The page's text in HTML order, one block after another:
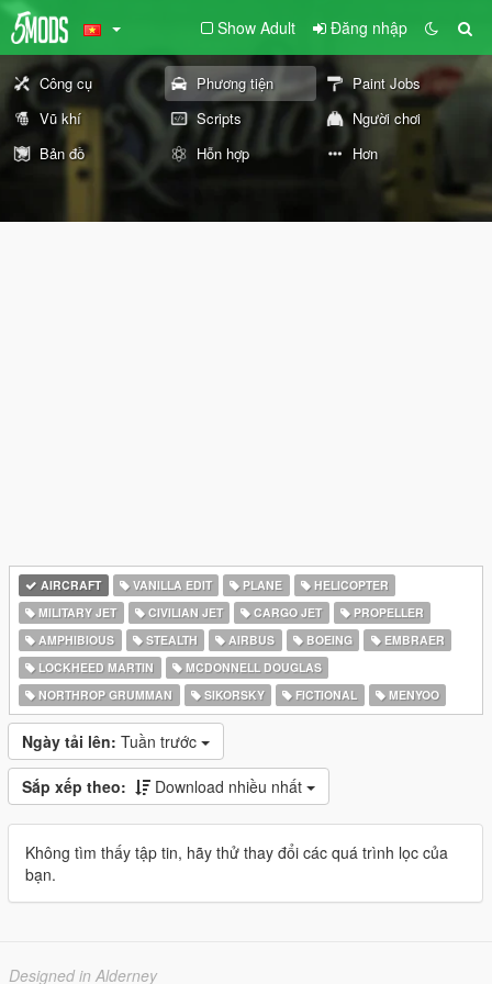
Show Adult Đăng nhập
Công cụ Phương tiện
Paint Jobs
Vũ khí
Scripts
Người chơi
Bản đồ
Hỗn hợp Hơn
AIRCRAFT VANILLA EDIT PLANE
HELICOPTER
MILITARY JET
CIVILIAN JET CARGO JET
PROPELLER
AMPHIBIOUS
STEALTH AIRBUS BOEING
EMBRAER
LOCKHEED MARTIN
MCDONNELL DOUGLAS
NORTHROP GRUMMAN
SIKORSKY FICTIONAL MENYOO
Ngày tải lên: Tuần trước
Sắp xếp theo: Download nhiều nhất
Không tìm thấy tập tin, hãy thử thay đổi các quá trình lọc của
bạn.
Designed in Alderney